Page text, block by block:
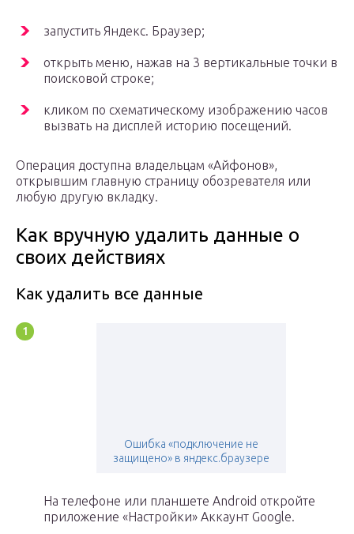
запустить Яндекс. Браузер;
открыть меню, нажав на 3 вертикальные точки в
поисковой строке;
кликом по схематическому изображению часов
вызвать на дисплей историю посещений.
Операция доступна владельцам «Айфонов»,
открывшим главную страницу обозревателя или
любую другую вкладку.
Как вручную удалить данные о
своих действиях
Как удалить все данные
Ошибка «подключение не
защищено» в яндекс.браузере
На телефоне или планшете Android откройте
приложение «Настройки» Аккаунт Google.